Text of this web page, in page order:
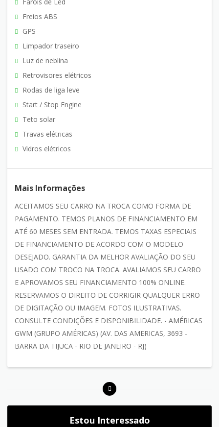
Freios ABS
GPS
Limpador traseiro
Luz de neblina
Retrovisores elétricos
Rodas de liga leve
Start / Stop Engine
Teto solar
Travas elétricas
Vidros elétricos
Mais Informações
ACEITAMOS SEU CARRO NA TROCA COMO FORMA DE
PAGAMENTO. TEMOS PLANOS DE FINANCIAMENTO EM
ATÉ 60 MESES SEM ENTRADA. TEMOS TAXAS ESPECIAIS
DE FINANCIAMENTO DE ACORDO COM O MODELO
DESEJADO. GARANTIA DA MELHOR AVALIAÇÃO DO SEU
USADO COM TROCO NA TROCA. AVALIAMOS SEU CARRO
E APROVAMOS SEU FINANCIAMENTO 100% ONLINE.
RESERVAMOS O DIREITO DE CORRIGIR QUALQUER ERRO
DE DIGITAÇÃO OU IMAGEM. FOTOS ILUSTRATIVAS.
CONSULTE CONDIÇÕES E DISPONIBILIDADE. - AMÉRICAS
GWM (GRUPO AMÉRICAS) (AV. DAS AMERICAS, 3693 -
BARRA DA TIJUCA - RIO DE JANEIRO - RJ)
Estou Interessado